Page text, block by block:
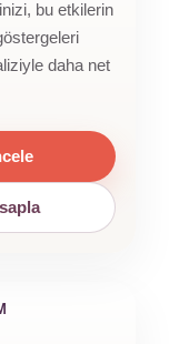
bu etkilerin
daha net